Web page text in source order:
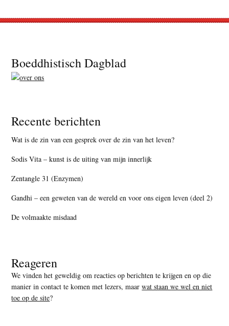
Footer
Boeddhistisch Dagblad
Recente berichten
Wat is de zin van een gesprek over de zin van het leven?
Sodis Vita – kunst is de uiting van mijn innerlijk
Zentangle 31 (Enzymen)
Gandhi – een geweten van de wereld en voor ons eigen leven (deel 2)
De volmaakte misdaad
Reageren
We vinden het geweldig om reacties op berichten te krijgen en op die
manier in contact te komen met lezers, maarwat staan we wel en niet
toe op de site?